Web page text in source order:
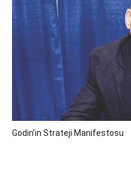
Godin’in Strateji Manifestosu